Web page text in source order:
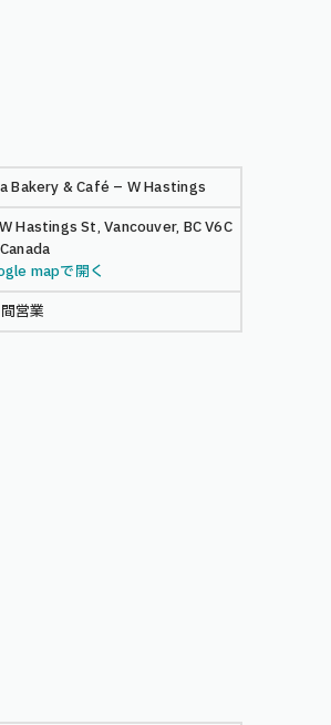
Bakery & Café – W Hastings
Hastings St, Vancouver, BC V6C
mapで開く
営業